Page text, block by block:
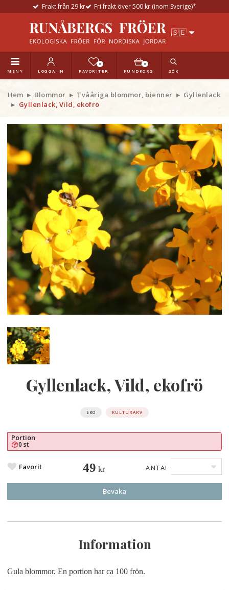
Frakt från 29 kr Fri frakt över 500 kr (inom Sverige)*
MENY LOGGA IN
0
FAVORITER
0
KUNDKORG SÖK
Hem Blommor Tvååriga blommor, bienner
Gyllenlack
Gyllenlack, Vild, ekofrö
Gyllenlack, Vild, ekofrö
EKO KULTURARV
Portion
0 st
Favorit 49 kr ANTAL
Bevaka
Information
Gula blommor. En portion har ca 100 frön.